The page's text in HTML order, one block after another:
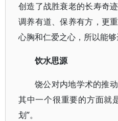
创造了战胜衰老的长寿奇
调养有道、保养有方，更
心胸和仁爱之心，所以能够
饮水思源
饶公对内地学术的推
其中一个很重要的方面就
划”。